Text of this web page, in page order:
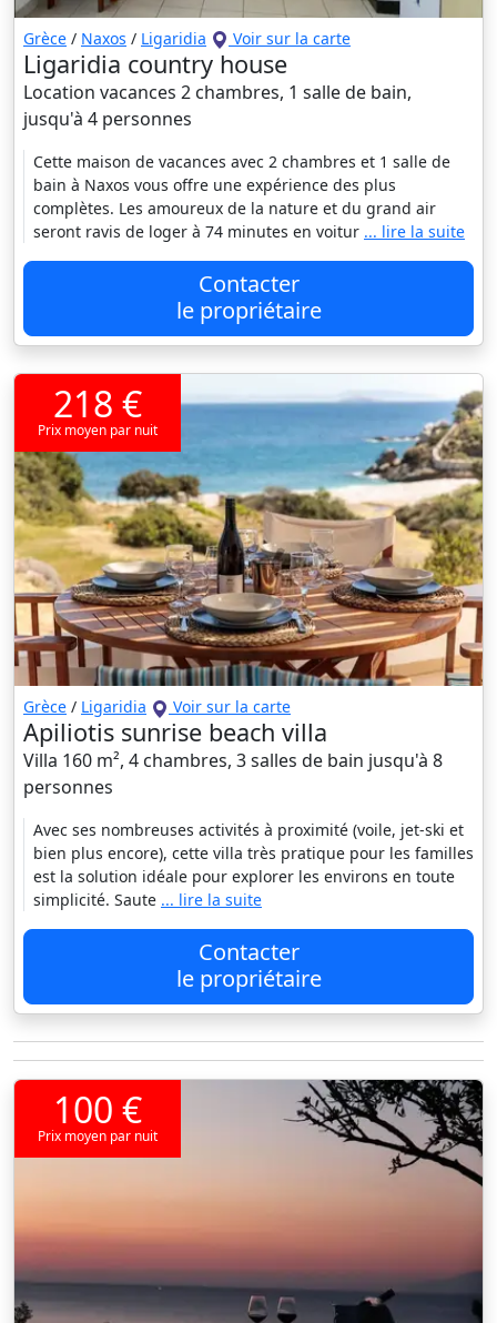
Grèce / Naxos / Ligaridia Voir sur la carte
Ligaridia country house
Location vacances 2 chambres, 1 salle de bain,
jusqu'à 4 personnes
Cette maison de vacances avec 2 chambres et 1 salle de
bain à Naxos vous offre une expérience des plus
complètes. Les amoureux de la nature et du grand air
seront ravis de loger à 74 minutes en voitur ... lire la suite
Contacter
le propriétaire
218 €
Prix moyen par nuit
Grèce / Ligaridia Voir sur la carte
Apiliotis sunrise beach villa
Villa 160 m², 4 chambres, 3 salles de bain jusqu'à 8
personnes
Avec ses nombreuses activités à proximité (voile, jet-ski et
bien plus encore), cette villa très pratique pour les familles
est la solution idéale pour explorer les environs en toute
simplicité. Saute ... lire la suite
Contacter
le propriétaire
100 €
Prix moyen par nuit